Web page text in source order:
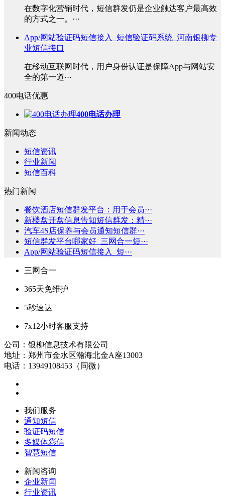
在数字化营销时代，短信群发仍是企业触达客户最高效
的方式之一。···
App/网站验证码短信接入_短信验证码系统_河南银柳专
业短信接口
在移动互联网时代，用户身份认证是保障App与网站安
全的第一道···
400电话优惠
400电话办理
新闻动态
短信资讯
行业新闻
短信百科
热门新闻
餐饮酒店短信群发平台：用于会员···
新楼盘开盘信息告知短信群发：精···
汽车4S店保养与会员通知短信群···
短信群发平台哪家好_三网合一短···
App/网站验证码短信接入_短···
三网合一
365天免维护
5秒速达
7x12小时客服支持
公司：银柳信息技术有限公司
地址：郑州市金水区瀚海北金A座13003
电话：13949108453（同微）
我们服务
通知短信
验证码短信
多媒体彩信
智慧短信
新闻咨询
企业新闻
行业资讯